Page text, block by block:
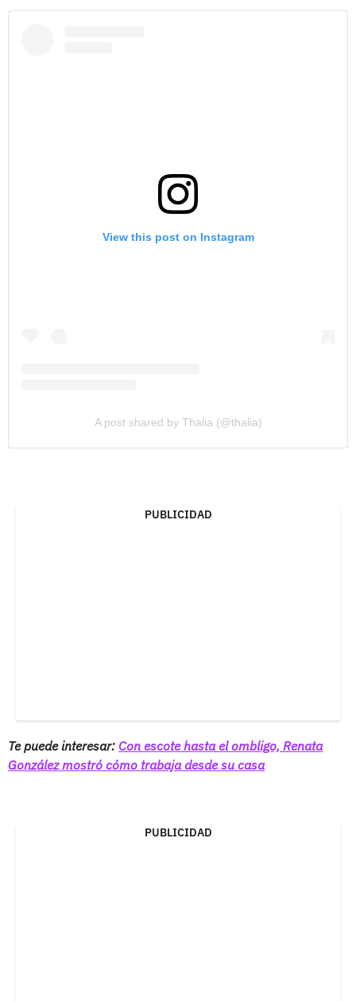
View this post on Instagram
A post shared by Thalia (@thalia)
PUBLICIDAD
Te puede interesar: Con escote hasta el ombligo, Renata
González mostró cómo trabaja desde su casa
PUBLICIDAD